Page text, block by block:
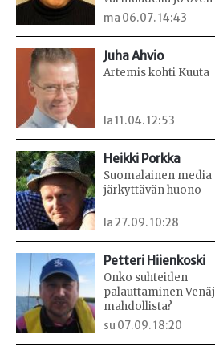
ma 06.07. 14:43
Juha Ahvio
Artemis kohti Kuuta
la 11.04. 12:53
Heikki Porkka
Suomalainen media
järkyttävän huono
la 27.09. 10:28
Petteri Hiienkoski
Onko suhteiden
palauttaminen
mahdollista?
su 07.09. 18:20